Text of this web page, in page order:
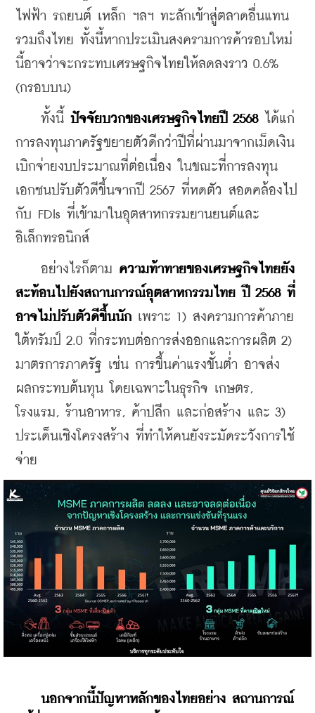
ไฟฟ้า รถยนต์ เหล็ก ฯลฯ ทะลักเข้าสู่ตลาดอื่นแทน
รวมถึงไทย ทั้งนี้หากประเมินสงครามการค้ารอบใหม่
นี้อาจว่าจะกระทบเศรษฐกิจไทยให้ลดลงราว 0.6%
(กรอบบน)
ทั้งนี้ ปัจจัยบวกของเศรษฐกิจไทยปี 2568 ได้แก่
การลงทุนภาครัฐขยายตัวดีกว่าปีที่ผ่านมาจากเม็ดเงิน
เบิกจ่ายงบประมาณที่ต่อเนื่อง ในขณะที่การลงทุน
เอกชนปรับตัวดีขึ้นจากปี 2567 ที่หดตัว สอดคล้องไป
กับ FDIs ที่เข้ามาในอุตสาหกรรมยานยนต์และ
อิเล็กทรอนิกส์
อย่างไรก็ตาม ความท้าทายของเศรษฐกิจไทยยัง
สะท้อนไปยังสถานการณ์อุตสาหกรรมไทย ปี 2568 ที่
อาจไม่ปรับตัวดีขึ้นนัก เพราะ 1) สงครามการค้าภาย
ใต้ทรัมป์ 2.0 ที่กระทบต่อการส่งออกและการผลิต 2)
มาตรการภาครัฐ เช่น การขึ้นค่าแรงขั้นต่ำ อาจส่ง
ผลกระทบต้นทุน โดยเฉพาะในธุรกิจ เกษตร,
โรงแรม, ร้านอาหาร, ค้าปลีก และก่อสร้าง และ 3)
ประเด็นเชิงโครงสร้าง ที่ทำให้คนยังระมัดระวังการใช้
จ่าย
นอกจากนี้ปัญหาหลักของไทยอย่าง สถานการณ์